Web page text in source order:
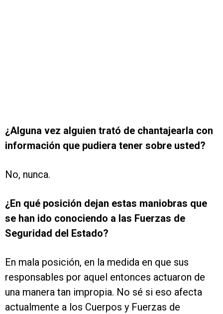
¿Alguna vez alguien trató de chantajearla con
información que pudiera tener sobre usted?
No, nunca.
¿En qué posición dejan estas maniobras que
se han ido conociendo a las Fuerzas de
Seguridad del Estado?
En mala posición, en la medida en que sus
responsables por aquel entonces actuaron de
una manera tan impropia. No sé si eso afecta
actualmente a los Cuerpos y Fuerzas de